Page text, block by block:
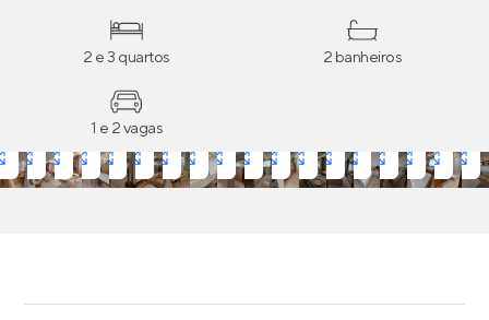
2 e 3 quartos 2 banheiros
1 e 2 vagas